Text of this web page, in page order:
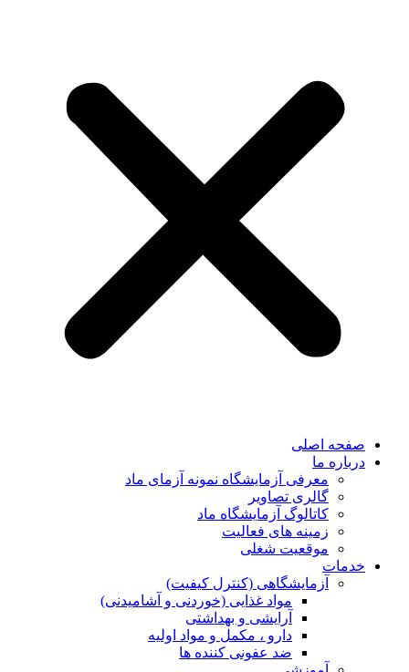
صفحه اصلی
درباره ما
معرفی آزمایشگاه نمونه آزمای ماد
گالری تصاویر
کاتالوگ آزمایشگاه ماد
زمینه های فعالیت
موقعیت شغلی
خدمات
آزمایشگاهی (کنترل کیفیت)
مواد غذایی (خوردنی و آشامیدنی)
آرایشی و بهداشتی
دارو ، مکمل و مواد اولیه
ضد عفونی کننده ها